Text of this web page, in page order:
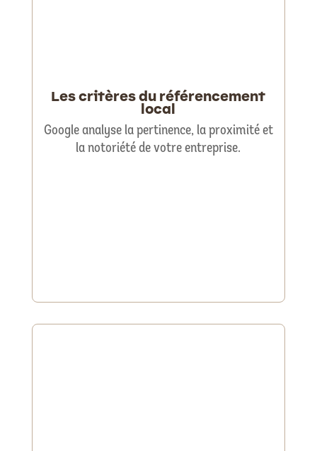
Les critères du référencement
local
Google analyse la pertinence, la proximité et
la notoriété de votre entreprise.